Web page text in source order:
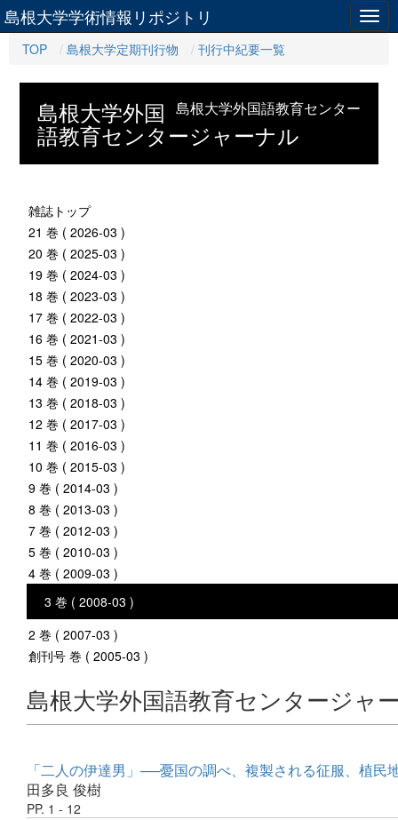
島根大学学術情報リポジトリ
TOP 島根大学定期刊行物 刊行中紀要一覧
島根大学外国語教育センター
島根大学外国
語教育センタージャーナル
雑誌トップ
21 巻 ( 2026-03 )
20 巻 ( 2025-03 )
19 巻 ( 2024-03 )
18 巻 ( 2023-03 )
17 巻 ( 2022-03 )
16 巻 ( 2021-03 )
15 巻 ( 2020-03 )
14 巻 ( 2019-03 )
13 巻 ( 2018-03 )
12 巻 ( 2017-03 )
11 巻 ( 2016-03 )
10 巻 ( 2015-03 )
9 巻 ( 2014-03 )
8 巻 ( 2013-03 )
7 巻 ( 2012-03 )
5 巻 ( 2010-03 )
4 巻 ( 2009-03 )
3 巻 ( 2008-03 )
2 巻 ( 2007-03 )
創刊号 巻 ( 2005-03 )
島根大学外国語教育センタージャ
「二人の伊達男」──憂国の調べ、複製される征服、植民
田多良 俊樹
PP. 1 - 12